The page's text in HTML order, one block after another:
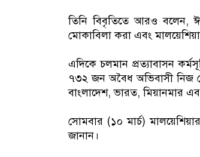
তিনি বিবৃতিতে আরও বলেন,
মোকাবিলা করা এবং
এদিকে চলমান প্রত্যাবাসন
৭৩২ জন অবৈধ অভিবাসী নিজ
বাংলাদেশ, ভারত, মিয়ানমার
সোমবার (১০ মার্চ)
জানান।